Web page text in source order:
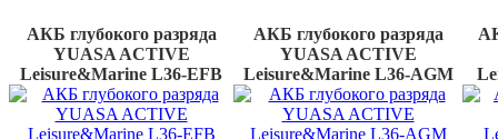
АКБ глубокого разряда
YUASA ACTIVE
Leisure&Marine L36-EFB
АКБ глубокого разряда
YUASA ACTIVE
Leisure&Marine L36-AGМ